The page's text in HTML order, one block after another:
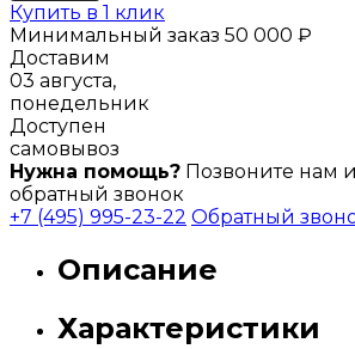
Купить в 1 клик
Минимальный заказ 50 000 ₽
Доставим
03 августа,
понедельник
Доступен
самовывоз
Нужна помощь? Позвоните нам
обратный звонок
+7 (495) 995-23-22 Обратный
Описание
Характеристики